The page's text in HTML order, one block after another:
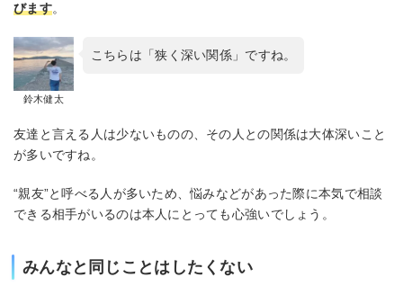
びます。
鈴木健太
こちらは「狭く深い関係」ですね。
友達と言える人は少ないものの、その人との関係は大体深いこと
が多いですね。
“親友”と呼べる人が多いため、悩みなどがあった際に本気で相談
できる相手がいるのは本人にとっても心強いでしょう。
みんなと同じことはしたくない